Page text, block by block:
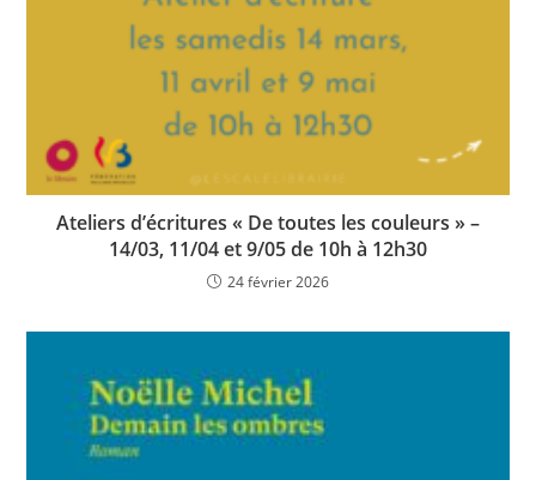
Ateliers d’écritures « De toutes les couleurs » –
14/03, 11/04 et 9/05 de 10h à 12h30
24 février 2026